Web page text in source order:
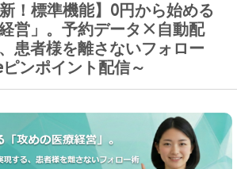
！標準機能】0円から始める
経営」。予約データ×自動配
患者様を離さないフォロー
ンポイント配信～